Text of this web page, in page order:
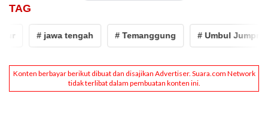
TAG
# jawa tengah # Temanggung # Umbul Jumprit